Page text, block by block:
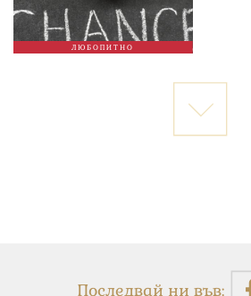
ЛЮБОПИТНО
Последвай ни във: